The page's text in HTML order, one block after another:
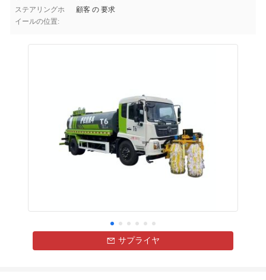
ステアリングホ
イールの位置:
顧客 の 要求
サプライヤ